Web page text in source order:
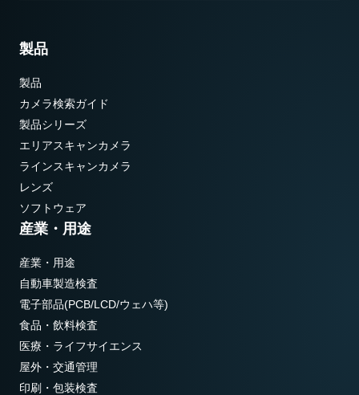
製品
製品
カメラ検索ガイド
製品シリーズ
エリアスキャンカメラ
ラインスキャンカメラ
レンズ
ソフトウェア
産業・用途
産業・用途
自動車製造検査
電子部品(PCB/LCD/ウェハ等)
食品・飲料検査
医療・ライフサイエンス
屋外・交通管理
印刷・包装検査